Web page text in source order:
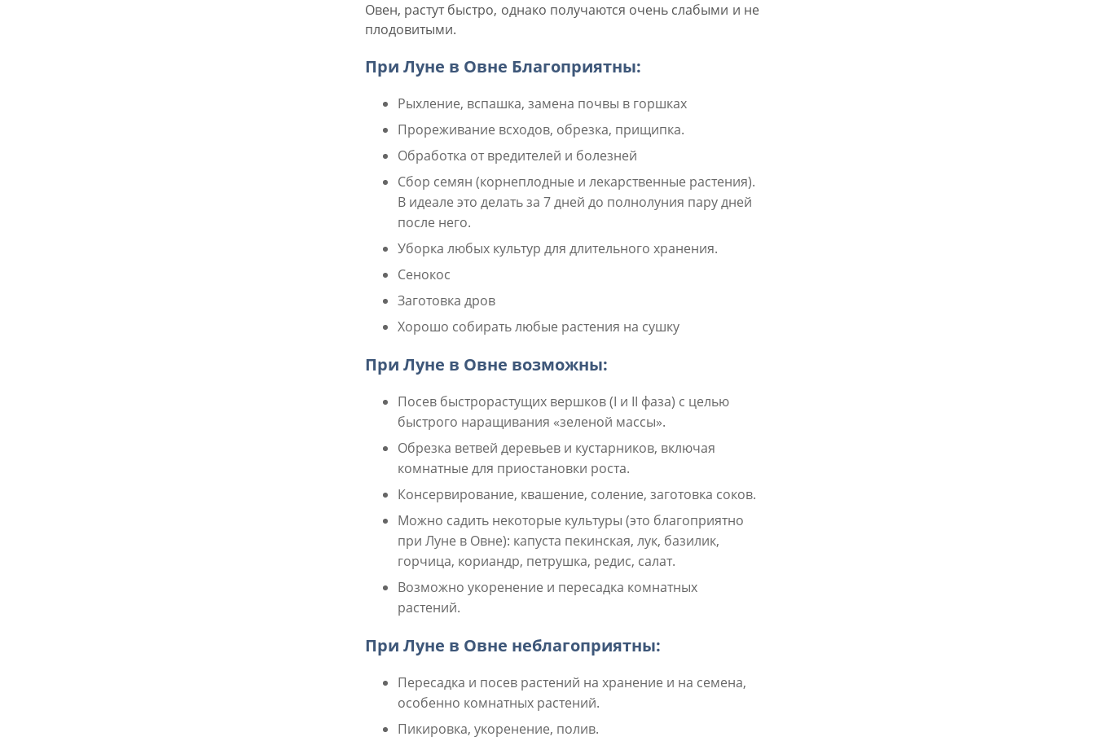
Овен, растут быстро, однако получаются очень слабыми и не
плодовитыми.
При Луне в Овне Благоприятны:
Рыхление, вспашка, замена почвы в горшках
Прореживание всходов, обрезка, прищипка.
Обработка от вредителей и болезней
Сбор семян (корнеплодные и лекарственные растения).
В идеале это делать за 7 дней до полнолуния пару дней
после него.
Уборка любых культур для длительного хранения.
Сенокос
Заготовка дров
Хорошо собирать любые растения на сушку
При Луне в Овне возможны:
Посев быстрорастущих вершков (I и II фаза) с целью
быстрого наращивания «зеленой массы».
Обрезка ветвей деревьев и кустарников, включая
комнатные для приостановки роста.
Консервирование, квашение, соление, заготовка соков.
Можно садить некоторые культуры (это благоприятно
при Луне в Овне): капуста пекинская, лук, базилик,
горчица, кориандр, петрушка, редис, салат.
Возможно укоренение и пересадка комнатных
растений.
При Луне в Овне неблагоприятны:
Пересадка и посев растений на хранение и на семена,
особенно комнатных растений.
Пикировка, укоренение, полив.